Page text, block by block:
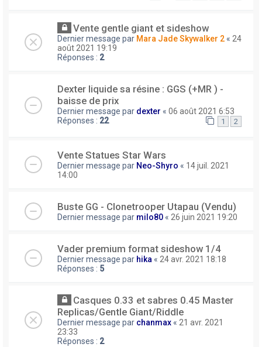
Vente gentle giant et sideshow
Dernier message par Mara Jade Skywalker 2 « 24
août 2021 19:19
Réponses : 2
Dexter liquide sa résine : GGS (+MR ) -
baisse de prix
Dernier message par dexter « 06 août 2021 6:53
Réponses : 22 1 2
Vente Statues Star Wars
Dernier message par Neo-Shyro « 14 juil. 2021
14:00
Buste GG - Clonetrooper Utapau (Vendu)
Dernier message par milo80 « 26 juin 2021 19:20
Vader premium format sideshow 1/4
Dernier message par hika « 24 avr. 2021 18:18
Réponses : 5
Casques 0.33 et sabres 0.45 Master
Replicas/Gentle Giant/Riddle
Dernier message par chanmax « 21 avr. 2021
23:33
Réponses : 2